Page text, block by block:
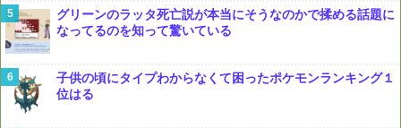
グリーンのラッタ死亡説が本当にそうなのかで揉める話題に
なってるのを知って驚いている
子供の頃にタイプわからなくて困ったポケモンランキング１
位はる